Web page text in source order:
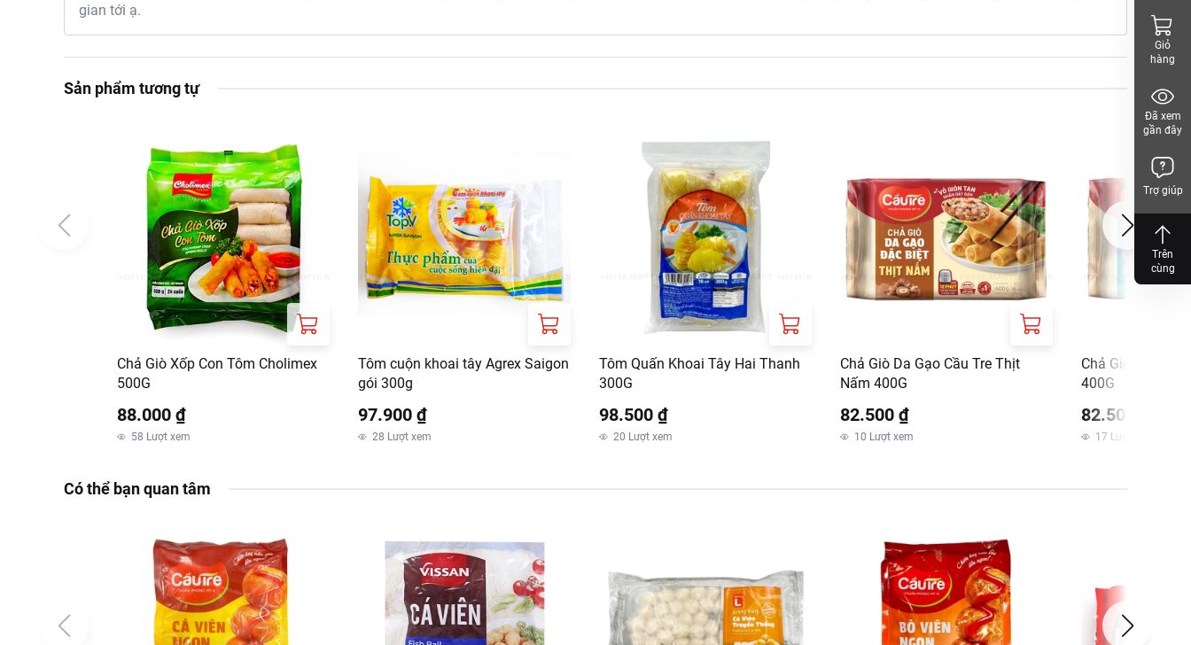
gian tới ạ.
Sản phẩm tương tự
Chả Giò Xốp Con Tôm Cholimex
500G
88.000 ₫
58 Lượt xem
Tôm cuộn khoai tây Agrex Saigon
gói 300g
97.900 ₫
28 Lượt xem
Tôm Quấn Khoai Tây Hai Thanh
300G
98.500 ₫
20 Lượt xem
Chả Giò Da Gạo Cầu Tre Thịt
Nấm 400G
82.500 ₫
10 Lượt xem
Chả Giò Da Gạo
400G
82.500 ₫
17 Lượt xem
Có thể bạn quan tâm
Giỏ
hàng
Đã xem
gần đây
Trợ giúp
Trên
cùng